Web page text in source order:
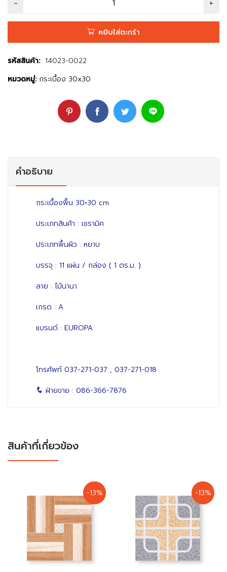
หยิบใส่ตะกร้า
รหัสสินค้า: 14023-0022
หมวดหมู่: กระเบื้อง 30x30
คำอธิบาย
กระเบื้องพื้น 30×30 cm.
ประเภทสินค้า : เซรามิค
ประเภทพื้นผิว : หยาบ
บรรจุ : 11 แผ่น / กล่อง ( 1 ตร.ม. )
ลาย : ไม้นานา
เกรด : A
แบรนด์ : EUROPA
โทรศัพท์ 037-271-037 , 037-271-018
ฝ่ายขาย : 086-366-7876
สินค้าที่เกี่ยวข้อง
-13% -13%